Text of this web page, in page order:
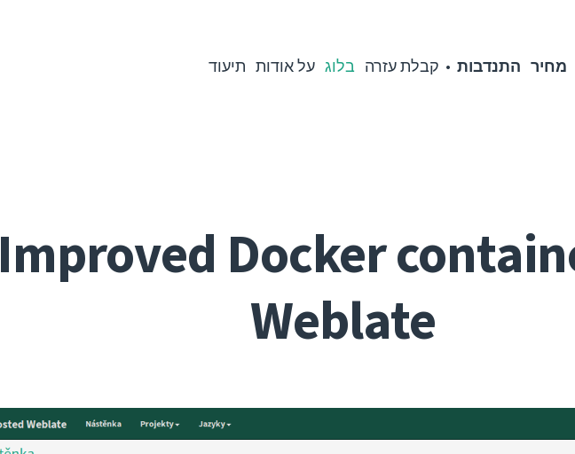
מחיר התנדבות קבלת עזרה בלוג על אודות תיעוד
Improved Docker
Weblate